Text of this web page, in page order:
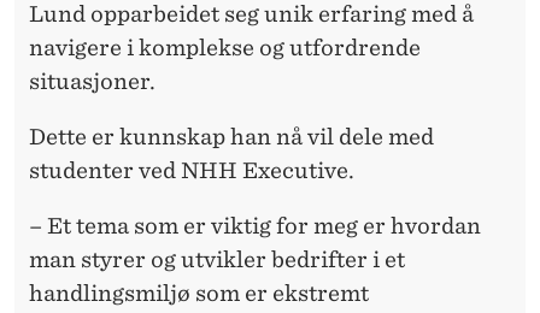
Lund opparbeidet seg unik erfaring med å
navigere i komplekse og utfordrende
situasjoner.
Dette er kunnskap han nå vil dele med
studenter ved NHH Executive.
– Et tema som er viktig for meg er hvordan
man styrer og utvikler bedrifter i et
handlingsmiljø som er ekstremt